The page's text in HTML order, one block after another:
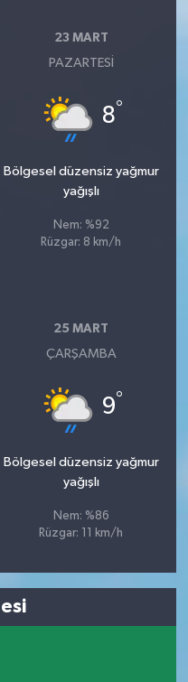
23 MART
PAZARTESI
8°
Bölgesel düzensiz yağmur
yağışlı
Nem: %92
Rüzgar: 8 km/h
25 MART
ÇARŞAMBA
9°
Bölgesel düzensiz yağmur
yağışlı
Nem: %86
Rüzgar: 11 km/h